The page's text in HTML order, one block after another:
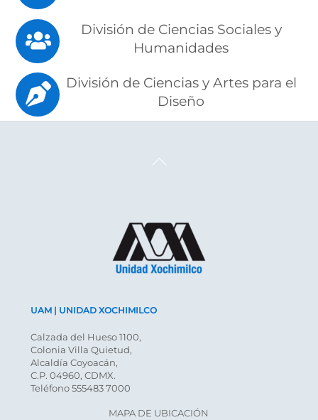
División de Ciencias Sociales y
Humanidades
División de Ciencias y Artes para el
Diseño
Back
UAM | UNIDAD XOCHIMILCO
Calzada del Hueso 1100,
Colonia Villa Quietud,
Alcaldía Coyoacán,
C.P. 04960, CDMX.
Teléfono 555483 7000
MAPA DE UBICACIÓN